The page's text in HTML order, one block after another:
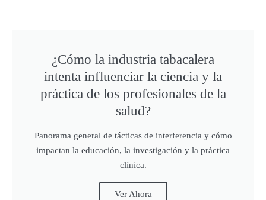
¿Cómo la industria tabacalera
intenta influenciar la ciencia y la
práctica de los profesionales de la
salud?
Panorama general de tácticas de interferencia y cómo
impactan la educación, la investigación y la práctica
clínica.
Ver Ahora